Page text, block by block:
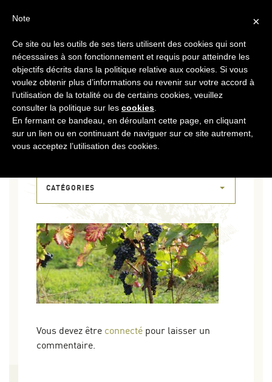
MENU
SLIDE-GAMME
CATÉGORIES
Vous devez être connecté pour laisser un
commentaire.
×
Note
Ce site ou les outils de ses tiers utilisent des cookies qui sont
nécessaires à son fonctionnement et requis pour atteindre les
objectifs décrits dans la politique relative aux cookies. Si vous
voulez obtenir plus d’informations ou revenir sur votre accord à
l’utilisation de la totalité ou de certains cookies, veuillez
consulter la politique sur les cookies
En fermant ce bandeau, en déroulant cette page, en cliquant
sur un lien ou en continuant de naviguer sur ce site autrement,
vous acceptez l’utilisation des cookies.